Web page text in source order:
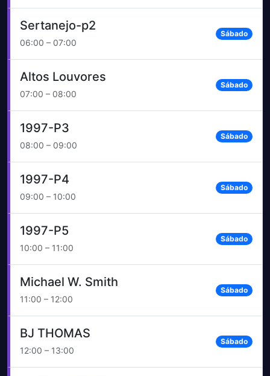
Sertanejo-p2
06:00 – 07:00
Sábado
Altos Louvores
07:00 – 08:00
Sábado
1997-P3
08:00 – 09:00
Sábado
1997-P4
09:00 – 10:00
Sábado
1997-P5
10:00 – 11:00
Sábado
Michael W. Smith
11:00 – 12:00
Sábado
BJ THOMAS
12:00 – 13:00
Sábado